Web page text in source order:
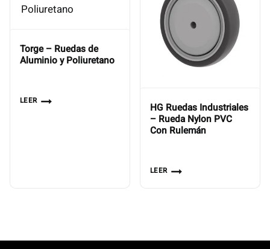
Torge – Ruedas de
Aluminio y Poliuretano
LEER
HG Ruedas Industriales
– Rueda Nylon PVC
Con Rulemán
LEER